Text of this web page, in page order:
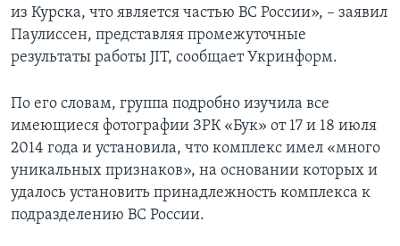
из Курска, что является частью ВС России», – заявил
Паулиссен, представляя промежуточные
результаты работы JIT, сообщает Укринформ.
По его словам, группа подробно изучила все
имеющиеся фотографии ЗРК «Бук» от 17 и 18 июля
2014 года и установила, что комплекс имел «много
уникальных признаков», на основании которых и
удалось установить принадлежность комплекса к
подразделению ВС России.